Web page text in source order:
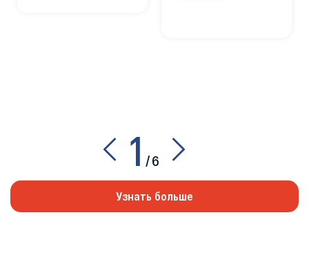
1 /6
Узнать больше